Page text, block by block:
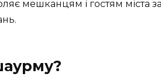
мешканцям і гостям міста